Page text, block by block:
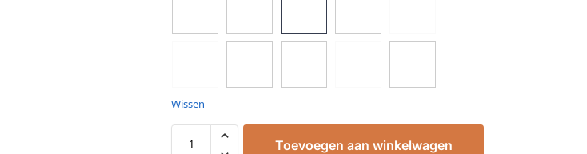
Wissen
Toevoegen aan winkelwagen